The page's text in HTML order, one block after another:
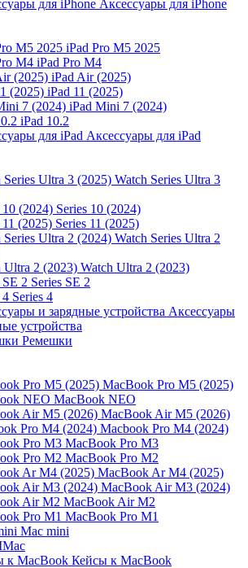
Аксессуары для iPhone
iPad Pro M5 2025
iPad Pro M4
iPad Air (2025)
iPad 11 (2025)
iPad Mini 7 (2024)
iPad 10.2
Аксессуары для iPad
Watch Series Ultra 3
Series 10 (2024)
Series 11 (2025)
Watch Series Ultra 2
Watch Ultra 2 (2023)
Series SE 2
Series 4
Аксессуары
устройства
Ремешки
MacBook Pro M5 (2025)
MacBook NEO
MacBook Air M5 (2026)
Macbook Pro M4 (2024)
MacBook Pro M3
MacBook Pro M2
MacBook Ar M4 (2025)
MacBook Air M3 (2024)
MacBook Air M2
MacBook Pro M1
Mac mini
Кейсы к MacBook